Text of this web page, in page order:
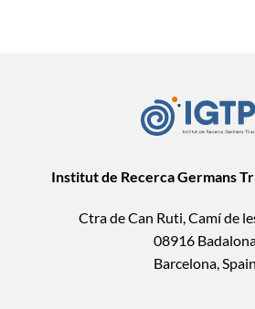
Institut de Recerca Germans
Ctra de Can Ruti, Camí de
08916
Barcelona, Spain